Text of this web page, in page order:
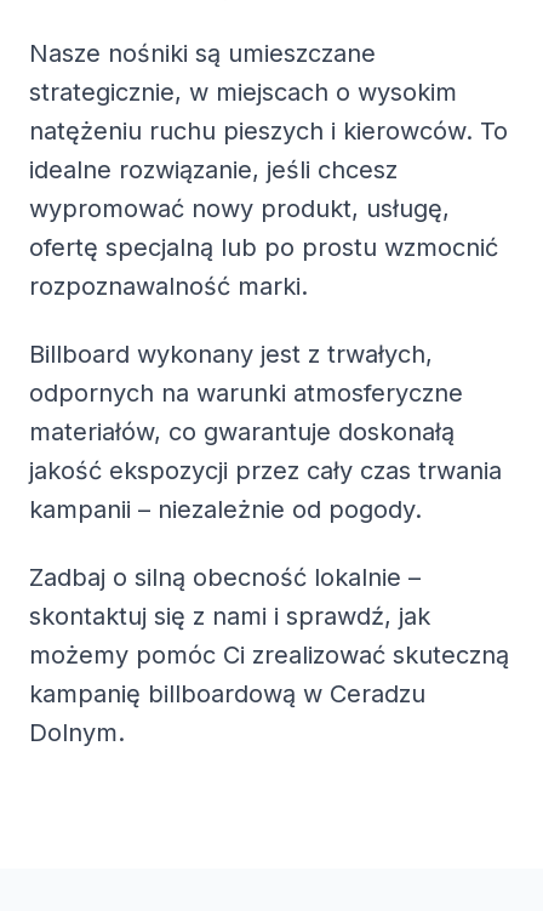
Nasze nośniki są umieszczane
strategicznie, w miejscach o wysokim
natężeniu ruchu pieszych i kierowców. To
idealne rozwiązanie, jeśli chcesz
wypromować nowy produkt, usługę,
ofertę specjalną lub po prostu wzmocnić
rozpoznawalność marki.
Billboard wykonany jest z trwałych,
odpornych na warunki atmosferyczne
materiałów, co gwarantuje doskonałą
jakość ekspozycji przez cały czas trwania
kampanii – niezależnie od pogody.
Zadbaj o silną obecność lokalnie –
skontaktuj się z nami i sprawdź, jak
możemy pomóc Ci zrealizować skuteczną
kampanię billboardową w Ceradzu
Dolnym.